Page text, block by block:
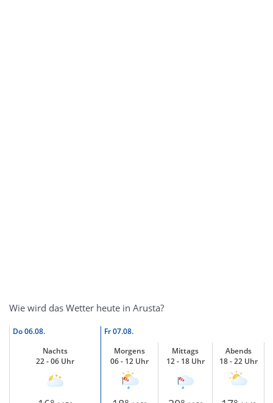
Wie wird das Wetter heute in Arusta?
Do06.08. Fr07.08.
Nachts
22 - 06 Uhr
Morgens
06 - 12 Uhr
Mittags
12 - 18 Uhr
Abends
18 - 22 Uhr